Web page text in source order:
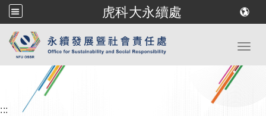
虎科大永續處
跳到主要內容
:::